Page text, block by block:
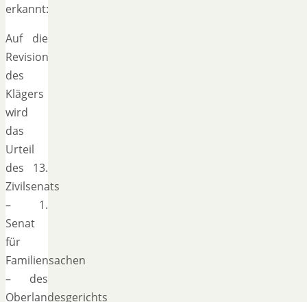
erkannt:
Auf die
Revision
des
Klägers
wird
das
Urteil
des 13.
Zivilsenats
– 1.
Senat
für
Familiensachen
– des
Oberlandesgerichts